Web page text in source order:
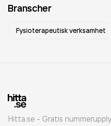
Branscher
Fysioterapeutisk verksamhet
Hitta.se - Gratis